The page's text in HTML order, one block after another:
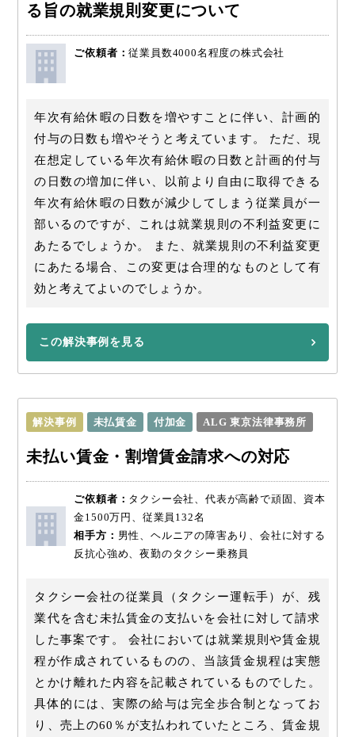
る旨の就業規則変更について
ご依頼者：従業員数4000名程度の株式会社
年次有給休暇の日数を増やすことに伴い、計画的
付与の日数も増やそうと考えています。 ただ、現
在想定している年次有給休暇の日数と計画的付与
の日数の増加に伴い、以前より自由に取得できる
年次有給休暇の日数が減少してしまう従業員が一
部いるのですが、これは就業規則の不利益変更に
あたるでしょうか。 また、就業規則の不利益変更
にあたる場合、この変更は合理的なものとして有
効と考えてよいのでしょうか。
この解決事例を見る
解決事例 未払賃金 付加金 ALG 東京法律事務所
未払い賃金・割増賃金請求への対応
ご依頼者： タクシー会社、代表が高齢で頑固、資本
金1500万円、従業員132名
相手方： 男性、ヘルニアの障害あり、会社に対する
反抗心強め、夜勤のタクシー乗務員
タクシー会社の従業員（タクシー運転手）が、残
業代を含む未払賃金の支払いを会社に対して請求
した事案です。 会社においては就業規則や賃金規
程が作成されているものの、当該賃金規程は実態
とかけ離れた内容を記載されているものでした。
具体的には、実際の給与は完全歩合制となってお
り、売上の60％が支払われていたところ、賃金規